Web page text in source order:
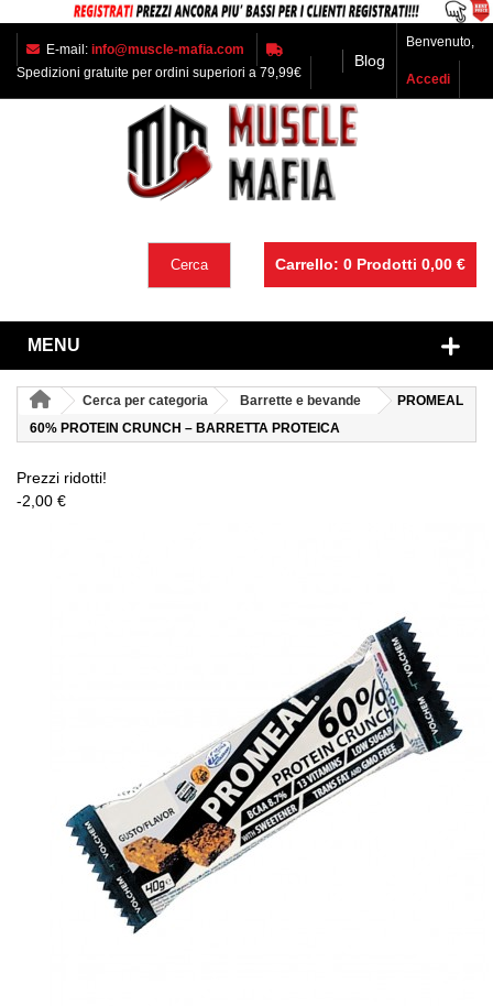
E-mail: info@muscle-mafia.com
Spedizioni gratuite per ordini superiori a 79,99€
Blog
Benvenuto,
Accedi
Carrello: 0 Prodotti 0,00 €
Cerca
MENU
Cerca per categoria Barrette e bevande
PROMEAL
60% PROTEIN CRUNCH – BARRETTA PROTEICA
Prezzi ridotti!
-2,00 €